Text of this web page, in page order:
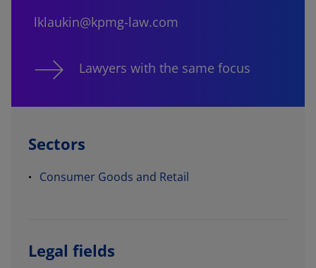
lklaukin@kpmg-law.com
Lawyers with the same focus
Sectors
Consumer Goods and Retail
Legal fields